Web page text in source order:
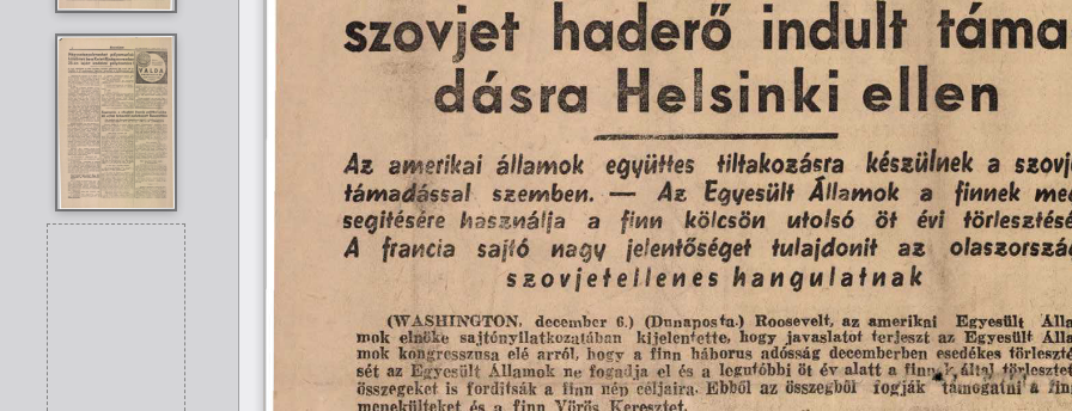
szovjet  haderő  indult  tárna
dósra H elsinki  e lle n
Az  amerikai  államok együttes tiltakozásra
készülnek  a
támadással  szemben.
  —
Az  Egyesült  Államok  a finnek
segítésére  használja a  finn kölcsön
utolsó  öt  évi
A
francia sajfó   nagy  jelentőséget  tulajdonit  az
s z o v j e t e l l e n e s   h a n g ú  l a t n a k
(WASHINGTON,  december  G.)  (Dnnapos+a)  Roosevelt,  az  amerikai Egyesült
kijelentette,  hogy  javaslatot  terjeszt  az  Egyesült
mok  kongresszusa  elé  arról,  hogy  a  finn  háborús  adósság  decemberben  esedékes
sét  az  Egyesült  Államok  ne  fogadja  el  és  a  legutóbbi  öt  év  alatt  a
áltaj
összegeket  is  fordítsák  a  finn  nép  céljaira.  Ebből  az  összegből
fogják
támogatni  a